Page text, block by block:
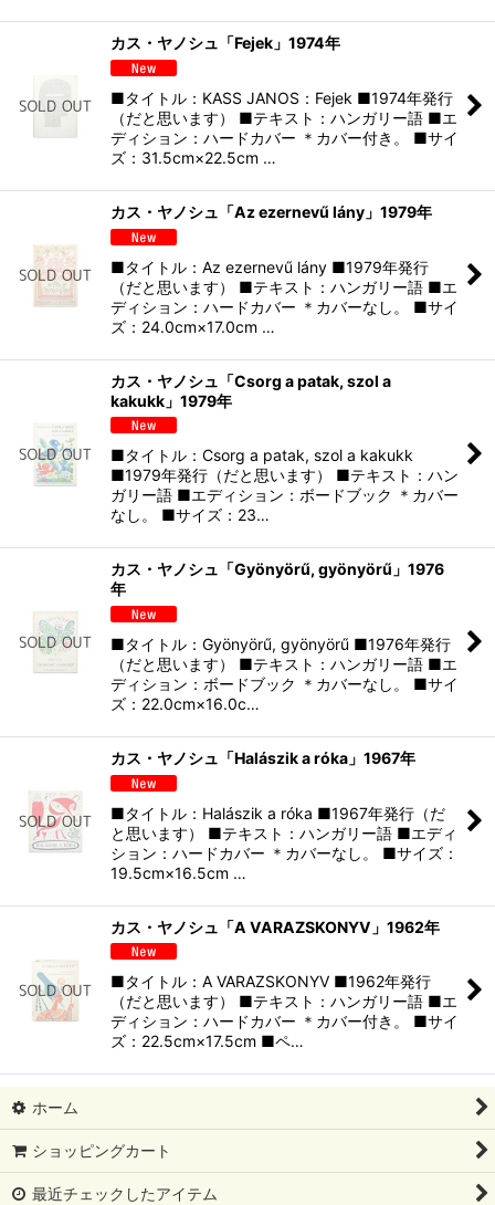
カス・ヤノシュ「Fejek」1974年
■タイトル：KASS JANOS：Fejek ■1974年発行
（だと思います） ■テキスト：ハンガリー語 ■エ
ディション：ハードカバー ＊カバー付き。 ■サイ
ズ：31.5cm×22.5cm …
カス・ヤノシュ「Az ezernevű lány」1979年
■タイトル：Az ezernevű lány ■1979年発行
（だと思います） ■テキスト：ハンガリー語 ■エ
ディション：ハードカバー ＊カバーなし。 ■サイ
ズ：24.0cm×17.0cm …
カス・ヤノシュ「Csorg a patak, szol a
kakukk」1979年
■タイトル：Csorg a patak, szol a kakukk
■1979年発行（だと思います） ■テキスト：ハン
ガリー語 ■エディション：ボードブック ＊カバー
なし。 ■サイズ：23…
カス・ヤノシュ「Gyönyörű, gyönyörű」1976
年
■タイトル：Gyönyörű, gyönyörű ■1976年発行
（だと思います） ■テキスト：ハンガリー語 ■エ
ディション：ボードブック ＊カバーなし。 ■サイ
ズ：22.0cm×16.0c…
カス・ヤノシュ「Halászik a róka」1967年
■タイトル：Halászik a róka ■1967年発行（だ
と思います） ■テキスト：ハンガリー語 ■エディ
ション：ハードカバー ＊カバーなし。 ■サイズ：
19.5cm×16.5cm …
カス・ヤノシュ「A VARAZSKONYV」1962年
■タイトル：A VARAZSKONYV ■1962年発行
（だと思います） ■テキスト：ハンガリー語 ■エ
ディション：ハードカバー ＊カバー付き。 ■サイ
ズ：22.5cm×17.5cm ■ペ…
ホーム
ショッピングカート
最近チェックしたアイテム